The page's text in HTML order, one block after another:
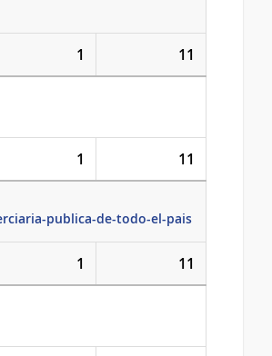
1 11
1 11
publica-de-todo-el-pais
1 11